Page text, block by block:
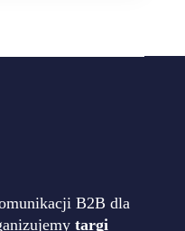
B2B dla
targi